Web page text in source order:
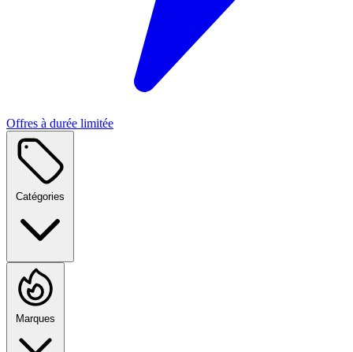
Offres à durée limitée
Catégories
Marques